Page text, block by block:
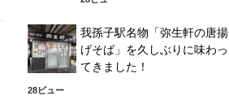
我孫子駅名物「弥生軒の唐揚
げそば」を久しぶりに味わっ
てきました！
28ビュー